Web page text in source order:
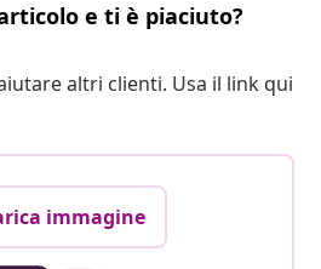
e ti è piaciuto?
altri clienti. Usa il link qui
immagine